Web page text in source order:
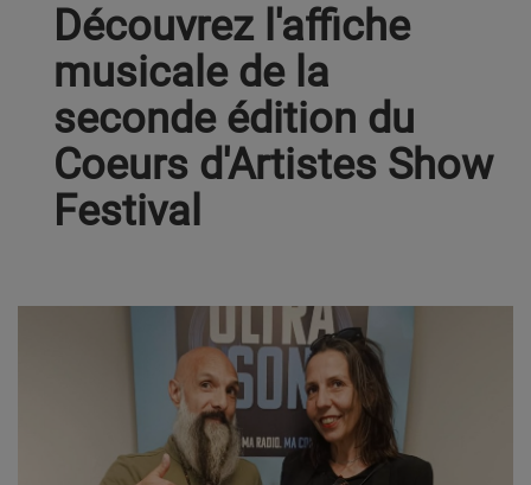
Découvrez l'affiche
musicale de la
seconde édition du
Coeurs d'Artistes Show
Festival